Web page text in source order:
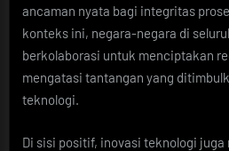
ancaman nyata bagi integritas
konteks ini, negara-negara di
berkolaborasi untuk menciptakan
mengatasi tantangan yang
teknologi.
Di sisi positif, inovasi teknologi juga